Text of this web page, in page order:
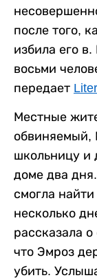
после того,
избила его
восьми
передает
Местные
обвиняемый,
школьницу и
доме два
смогла
несколько
рассказала
что Эмроз
убить.